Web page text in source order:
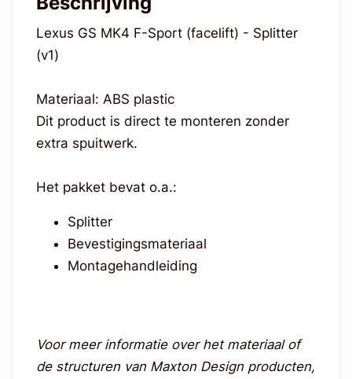
Lexus GS MK4 F-Sport (facelift) - Splitter
(v1)
Materiaal: ABS plastic
Dit product is direct te monteren zonder
extra spuitwerk.
Het pakket bevat o.a.:
Splitter
Bevestigingsmateriaal
Montagehandleiding
Voor meer informatie over het materiaal of
de structuren van Maxton Design producten,